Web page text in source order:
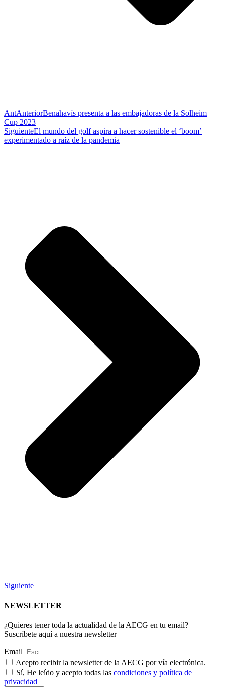
AntAnteriorBenahavís presenta a las embajadoras de la Solheim
Cup 2023
SiguienteEl mundo del golf aspira a hacer sostenible el ‘boom’
experimentado a raíz de la pandemia
Siguiente
NEWSLETTER
¿Quieres tener toda la actualidad de la AECG en tu email?
Suscríbete aquí a nuestra newsletter
Email
Acepto recibir la newsletter de la AECG por vía electrónica.
Sí, He leído y acepto todas las condiciones y política de
privacidad